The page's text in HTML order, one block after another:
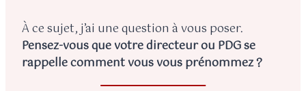
À ce sujet, j’ai une question à vous poser.
Pensez-vous que votre directeur ou PDG se
rappelle comment vous vous prénommez ?